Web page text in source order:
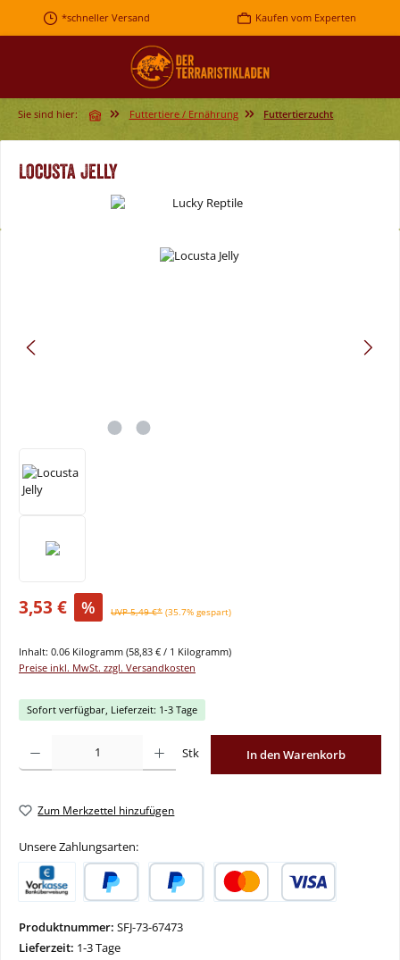
Zum Hauptinhalt springen
*schneller Versand Kaufen vom Experten
Sie sind hier: Futtertiere / Ernährung Futtertierzucht
Locusta Jelly
3,53 € % UVP 5,49 €* (35.7% gespart)
Inhalt: 0.06 Kilogramm (58,83 € / 1 Kilogramm)
Preise inkl. MwSt. zzgl. Versandkosten
Sofort verfügbar, Lieferzeit: 1-3 Tage
Stk In den Warenkorb
Zum Merkzettel hinzufügen
Unsere Zahlungsarten:
Produktnummer: SFJ-73-67473
Lieferzeit: 1-3 Tage